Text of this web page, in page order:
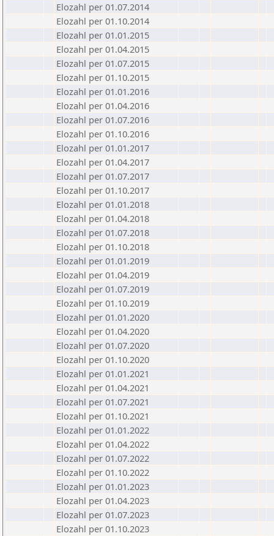
Elozahl per 01.07.2014
Elozahl per 01.10.2014
Elozahl per 01.01.2015
Elozahl per 01.04.2015
Elozahl per 01.07.2015
Elozahl per 01.10.2015
Elozahl per 01.01.2016
Elozahl per 01.04.2016
Elozahl per 01.07.2016
Elozahl per 01.10.2016
Elozahl per 01.01.2017
Elozahl per 01.04.2017
Elozahl per 01.07.2017
Elozahl per 01.10.2017
Elozahl per 01.01.2018
Elozahl per 01.04.2018
Elozahl per 01.07.2018
Elozahl per 01.10.2018
Elozahl per 01.01.2019
Elozahl per 01.04.2019
Elozahl per 01.07.2019
Elozahl per 01.10.2019
Elozahl per 01.01.2020
Elozahl per 01.04.2020
Elozahl per 01.07.2020
Elozahl per 01.10.2020
Elozahl per 01.01.2021
Elozahl per 01.04.2021
Elozahl per 01.07.2021
Elozahl per 01.10.2021
Elozahl per 01.01.2022
Elozahl per 01.04.2022
Elozahl per 01.07.2022
Elozahl per 01.10.2022
Elozahl per 01.01.2023
Elozahl per 01.04.2023
Elozahl per 01.07.2023
Elozahl per 01.10.2023